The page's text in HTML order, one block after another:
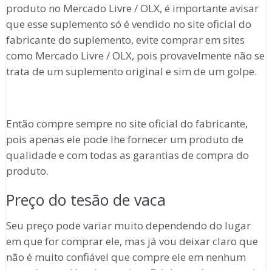
produto no Mercado Livre / OLX, é importante avisar
que esse suplemento só é vendido no site oficial do
fabricante do suplemento, evite comprar em sites
como Mercado Livre / OLX, pois provavelmente não se
trata de um suplemento original e sim de um golpe.
Então compre sempre no site oficial do fabricante,
pois apenas ele pode lhe fornecer um produto de
qualidade e com todas as garantias de compra do
produto.
Preço do tesão de vaca
Seu preço pode variar muito dependendo do lugar
em que for comprar ele, mas já vou deixar claro que
não é muito confiável que compre ele em nenhum